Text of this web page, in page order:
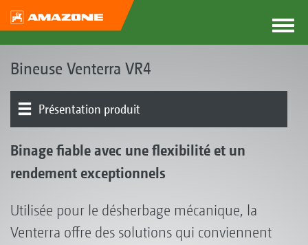
Bineuse Venterra VR4
Présentation produit
binage
Largeurs de voies
frontale autonome FT-P 1502
Binage fiable avec une flexibilité et un
rendement exceptionnels
Utilisée pour le désherbage mécanique, la
Venterra offre des solutions qui conviennent